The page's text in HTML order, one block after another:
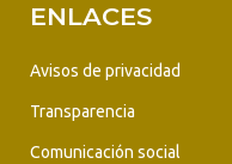
ENLACES
Avisos de privacidad
Transparencia
Comunicación social